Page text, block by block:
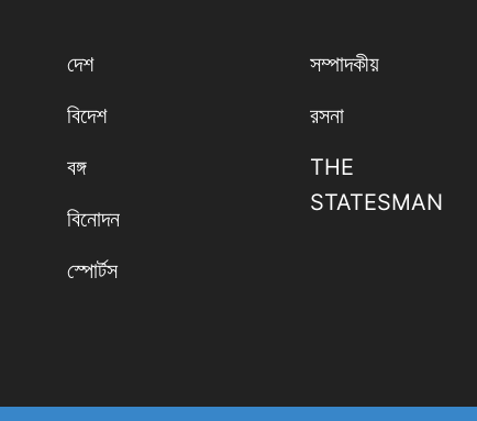
দেশ
বিদেশ
বঙ্গ
বিনোদন
স্পোর্টস
সম্পাদকীয়
রসনা
THE
STATESMAN